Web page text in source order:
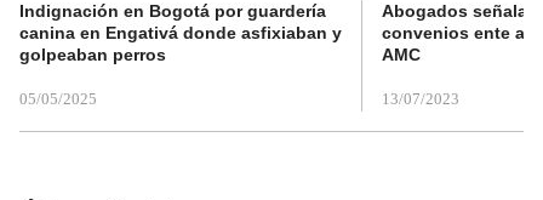
Indignación en Bogotá por guardería
canina en Engativá donde asfixiaban y
golpeaban perros
05/05/2025
Abogados
convenios ente
AMC
13/07/2023